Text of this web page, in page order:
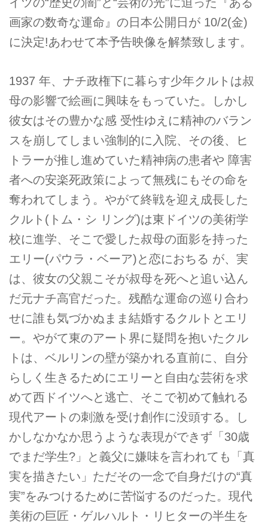
画家の数奇な運命』の日本公開日が 10/2(金)
に決定!あわせて本予告映像を解禁致します。
1937 年、ナチ政権下に暮らす少年クルトは叔
母の影響で絵画に興味をもっていた。しかし
彼女はその豊かな感 受性ゆえに精神のバラン
スを崩してしまい強制的に入院、その後、ヒ
トラーが推し進めていた精神病の患者や 障害
者への安楽死政策によって無残にもその命を
奪われてしまう。やがて終戦を迎え成⻑した
クルト(トム・シ リング)は東ドイツの美術学
校に進学、そこで愛した叔母の面影を持った
エリー(パウラ・ベーア)と恋におちる が、実
は、彼女の父親こそが叔母を死へと追い込ん
だ元ナチ高官だった。残酷な運命の巡り合わ
せに誰も気づかぬまま結婚するクルトとエリ
ー。やがて東のアート界に疑問を抱いたクル
トは、ベルリンの壁が築かれる直前に、自分
らしく生きるためにエリーと自由な芸術を求
めて⻄ドイツへと逃亡、そこで初めて触れる
現代アートの刺激を受け創作に没頭する。し
かしなかなか思うような表現ができず「30歳
でまだ学生?」と義父に嫌味を言われても「真
実を描きたい」ただその一念で自身だけの“真
実”をみつけるために苦悩するのだった。現代
美術の巨匠・ゲルハルト・リヒターの半生を